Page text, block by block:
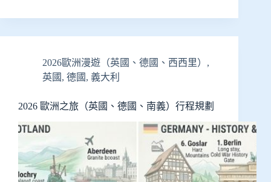
2026歐洲漫遊（英國、德國、西西里） ,
英國 , 德國 , 義大利
2026 歐洲之旅（英國、德國、南義）行程規劃